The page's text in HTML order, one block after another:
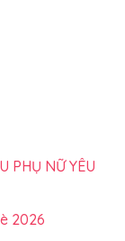
PHỤ NỮ YÊU
2026